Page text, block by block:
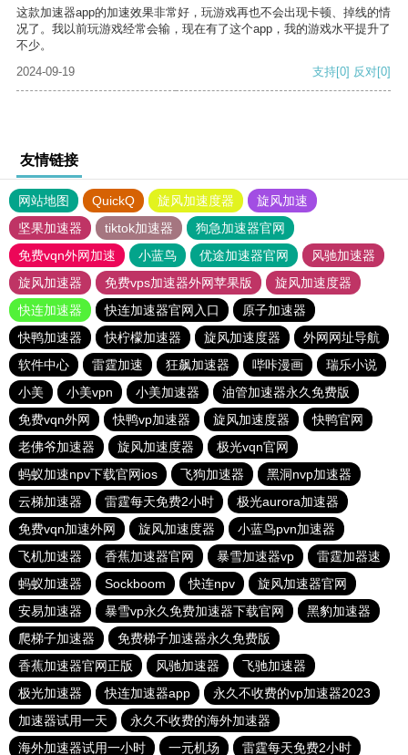
这款加速器app的加速效果非常好，玩游戏再也不会出现卡顿、掉线的情
况了。我以前玩游戏经常会输，现在有了这个app，我的游戏水平提升了
不少。
2024-09-19
支持[0] 反对[0]
友情链接
网站地图 QuickQ 旋风加速度器
旋风加速
坚果加速器
tiktok加速器
狗急加速器官网
免费vqn外网加速
小蓝鸟 优途加速器官网
风驰加速器
旋风加速器
免费vps加速器外网苹果版
旋风加速度器
快连加速器
快连加速器官网入口
原子加速器
快鸭加速器
快柠檬加速器 旋风加速度器
外网网址导航
软件中心
雷霆加速 狂飙加速器 哔咔漫画
瑞乐小说
小美
小美vpn 小美加速器
油管加速器永久免费版
免费vqn外网
快鸭vp加速器 旋风加速度器
快鸭官网
老佛爷加速器
旋风加速度器
极光vqn官网
蚂蚁加速npv下载官网ios
飞狗加速器
黑洞nvp加速器
云梯加速器
雷霆每天免费2小时
极光aurora加速器
免费vqn加速外网
旋风加速度器
小蓝鸟pvn加速器
飞机加速器
香蕉加速器官网 暴雪加速器vp
雷霆加器速
蚂蚁加速器
Sockboom 快连npv
旋风加速器官网
安易加速器
暴雪vp永久免费加速器下载官网
黑豹加速器
爬梯子加速器
免费梯子加速器永久免费版
香蕉加速器官网正版
风驰加速器
飞驰加速器
极光加速器
快连加速器app
永久不收费的vp加速器2023
加速器试用一天
永久不收费的海外加速器
海外加速器试用一小时
一元机场 雷霆每天免费2小时